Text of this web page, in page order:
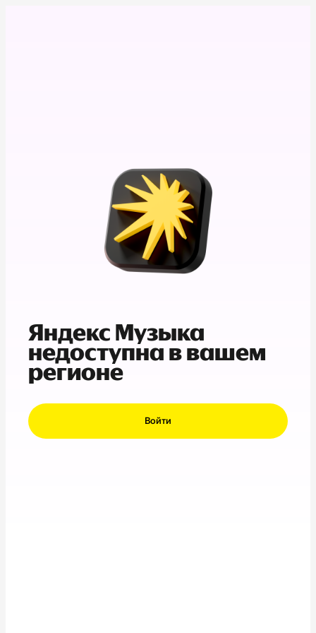
Яндекс Музыка
недоступна в вашем
регионе
Войти